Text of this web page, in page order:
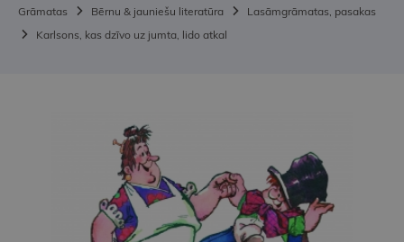
Grāmatas Bērnu & jauniešu literatūra
Lasāmgrāmatas, pasakas
Karlsons, kas dzīvo uz jumta, lido atkal